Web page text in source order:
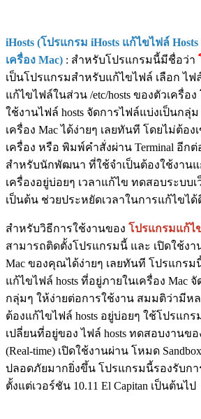
iHosts (โปรแกรม iHosts แก้ไขไฟล์
เครื่อง Mac) : สำหรับโปรแกรมนี้มีชื่อว่า
เป็นโปรแกรมสำหรับแก้ไขไฟล์ เลือก ไฟ
แก้ไขไฟล์ในส่วน /etc/hosts ของตัวเครื่อ
ใช้งานไฟล์ hosts จัดการไฟล์แบ่งเป็นกลุ่
เครื่อง Mac ได้ง่ายๆ เลยทันที โดยไม่ต้อ
เครื่อง หรือ พิมพ์คำสั่งผ่าน Terminal อีก
สำหรับนักพัฒนา ที่ใช้จำเป็นต้องใช้งานแ
เครื่องอยู่บ่อยๆ เวลาแก้ไข ทดสอบระบบเ
เป็นต้น ช่วยประหยัดเวลาในการแก้ไขได้
สำหรับวิธีการใช้งานของ โปรแกรมแก้ไข
สามารถติดตั้งโปรแกรมนี้ และ เปิดใช้งา
Mac ของคุณได้ง่ายๆ เลยทันที โปรแกร
แก้ไขไฟล์ hosts ที่อยู่ภายในเครื่อง Mac
กลุ่มๆ ให้ง่ายต่อการใช้งาน สมมติว่ามีหล
ต้องแก้ไขไฟล์ hosts อยู่บ่อยๆ ใช้โปรแก
เปลี่ยนที่อยู่ของ ไฟล์ hosts ทดสอบงานข
(Real-time) เปิดใช้งานผ่าน โหมด
ปลอดภัยมากยิ่งขึ้น โปรแกรมนี้รองรับกา
ตั้งแต่เวอร์ชัน 10.11 El Capitan เป็นต้นไป